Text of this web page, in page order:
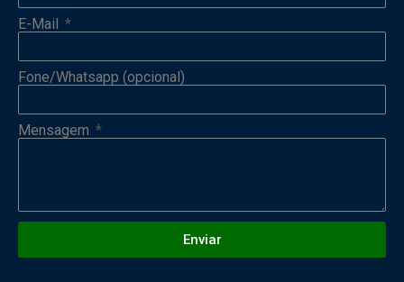
E-Mail
Fone/Whatsapp (opcional)
Mensagem
Enviar